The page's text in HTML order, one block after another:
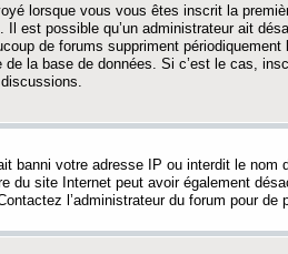
lorsque vous vous êtes inscrit la
est possible qu’un administrateur ait
de forums suppriment périodiquement
la base de données. Si c’est le cas,
banni votre adresse IP ou interdit le nom
du site Internet peut avoir également
l’administrateur du forum pour de